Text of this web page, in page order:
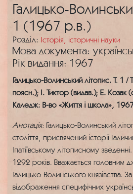
Галицько-
1 (1967 р.в.)
Розділ: Історія, історичні науки
Мова документа:
Рік видання: 1967
Галицько-Волинський літопис. Т. 1
поясн.); І. Тиктор (видав.); Е. Козак
Каледж: В-во «Життя і школа»,
Анотація: Галицько-Волинський
століття, присвячений історії
Іпатіївському літописному
1292 років. Вважається головним
Галицько-Волинського князівства.
відображення специфічних